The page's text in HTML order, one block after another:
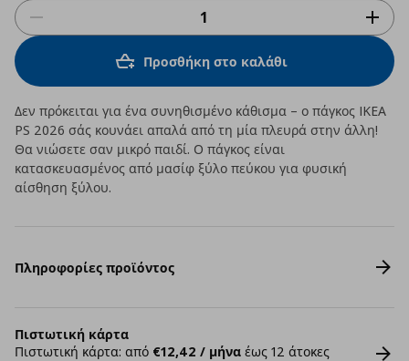
Προσθήκη στο καλάθι
Δεν πρόκειται για ένα συνηθισμένο κάθισμα – ο πάγκος IKEA
PS 2026 σάς κουνάει απαλά από τη μία πλευρά στην άλλη!
Θα νιώσετε σαν μικρό παιδί. Ο πάγκος είναι
κατασκευασμένος από μασίφ ξύλο πεύκου για φυσική
αίσθηση ξύλου.
Πληροφορίες προϊόντος
Πιστωτική κάρτα
Πιστωτική κάρτα: από €12,42 / μήνα έως 12 άτοκες